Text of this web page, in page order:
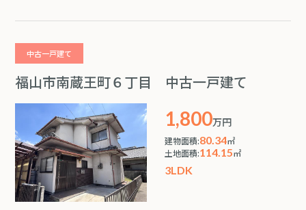
ングに続く和室は、お子様の遊び場や家事スペースとして
がります。 ◆周辺には生活利便施設が充実。医療機関やコ
ンビニのほか、ニトリ、ヤマダ電機なども近隣にあり、
日々のお買い物にも便利な環境です。 ◆交通アクセスも良
好。東福山駅まで徒歩9分の好立地で、通勤・通学にも安心
です。 ◆内装等 お好みに合わせてアレンジをご検討いた
だける住まいです♪理想の住まいづくりについてお気軽に
お声がけください(^^)
中古一戸建て
福山市南蔵王町６丁目 中古一戸建て
1,800万円
建物面積:80.34㎡
土地面積:114.15㎡
3LDK